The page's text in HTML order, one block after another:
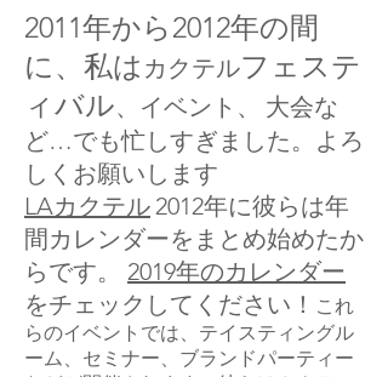
2011年から2012年の間
に、私は カクテルフェステ
ィバル、イベント、 大会な
ど…でも忙しすぎました。よろ
しくお願いします
LAカクテル2012年に彼らは年
間カレンダーをまとめ始めたか
らです。 2019年のカレンダー
をチェックしてください！ これ
らのイベントでは、テイスティングル
ーム、セミナー、ブランドパーティー